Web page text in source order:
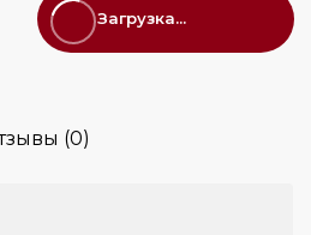
Загрузка...
(0)